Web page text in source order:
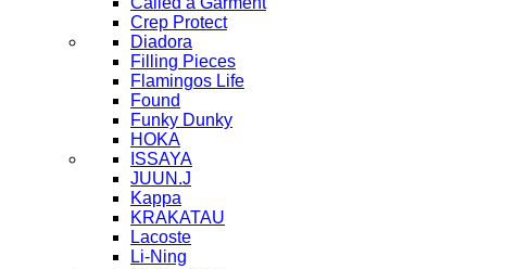
Crep Protect
Diadora
Filling Pieces
Flamingos Life
Found
Funky Dunky
HOKA
ISSAYA
JUUN.J
Kappa
KRAKATAU
Lacoste
Li-Ning